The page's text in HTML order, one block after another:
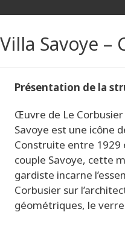
Villa Savoye –
Présentation de la
Œuvre de Le
Savoye est une icône
Construite entre 1929
couple Savoye, cette
gardiste incarne
Corbusier sur
géométriques, le